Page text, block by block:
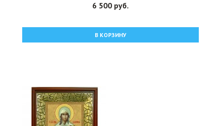
6 500 руб.
В КОРЗИНУ